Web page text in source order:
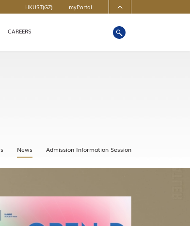
MAP & DIRECTIONS
HKUST(GZ) myPortal
CAREERS
News Admission Information Session
，谁从反价格欺诈